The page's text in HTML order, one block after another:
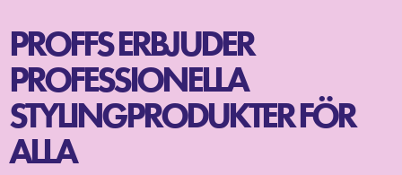
PROFFS ERBJUDER
PROFESSIONELLA
STYLINGPRODUKTER FÖR
ALLA